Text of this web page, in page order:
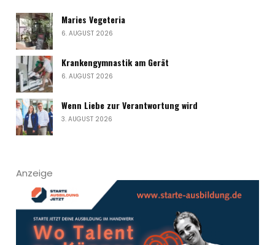
Maries Vegeteria
6. AUGUST 2026
Krankengymnastik am Gerät
6. AUGUST 2026
Wenn Liebe zur Verantwortung wird
3. AUGUST 2026
Anzeige